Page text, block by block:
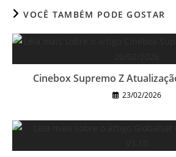
VOCÊ TAMBÉM PODE GOSTAR
Cinebox Supremo Z
23/02/2026